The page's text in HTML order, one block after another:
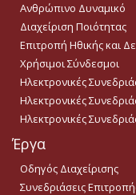
Ανθρώπινο Δυναμικό
Διαχείριση Ποιότητας
Επιτροπή Ηθικής και
Χρήσιμοι Σύνδεσμοι
Ηλεκτρονικές
Ηλεκτρονικές
Ηλεκτρονικές
Έργα
Οδηγός Διαχείρισης
Συνεδριάσεις